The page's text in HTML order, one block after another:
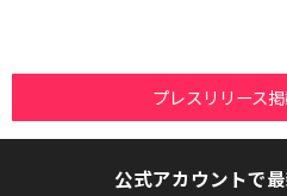
プレスリリース
公式アカウントで